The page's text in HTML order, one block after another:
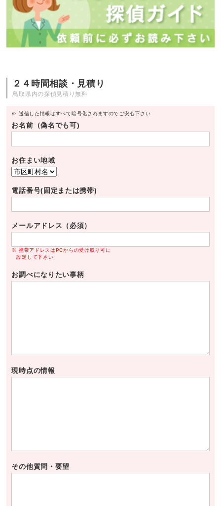
２４時間相談・見積り
鳥取県内の探偵見積り無料
※ 送信した情報はすべて暗号化されますのでご安心下さい
お名前（偽名でも可)
お住まい地域
電話番号(固定または携帯)
メールアドレス（必須）
※ 携帯アドレスはPCからの受け取り可に
設定して下さい
お調べになりたい事柄
現時点の情報
その他質問・要望